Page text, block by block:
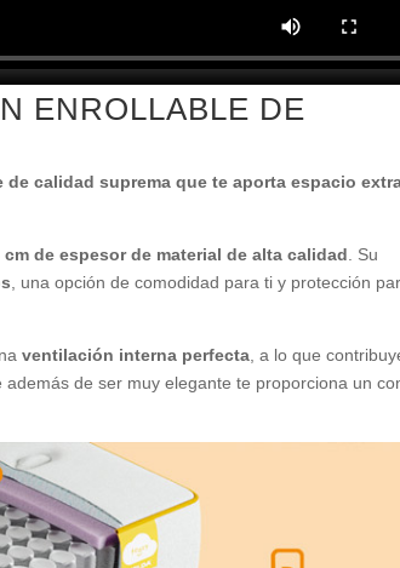
ENROLLABLE DE
calidad suprema que te aporta espacio
cm de espesor de material de alta calidad . Su
, una opción de comodidad para ti y protección
ventilación interna perfecta , a lo que
además de ser muy elegante te proporciona un